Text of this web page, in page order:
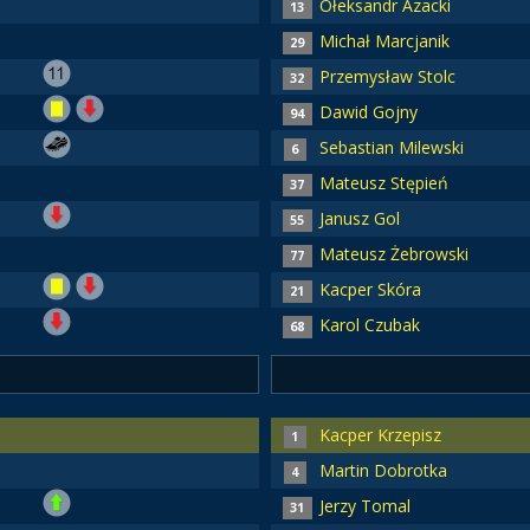
13 Ołeksandr Azacki
29 Michał Marcjanik
32 Przemysław Stolc
94 Dawid Gojny
6 Sebastian Milewski
37 Mateusz Stępień
55 Janusz Gol
77 Mateusz Żebrowski
21 Kacper Skóra
68 Karol Czubak
1 Kacper Krzepisz
4 Martin Dobrotka
31 Jerzy Tomal